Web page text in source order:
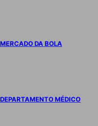
MERCADO DA BOLA
DEPARTAMENTO MÉDICO